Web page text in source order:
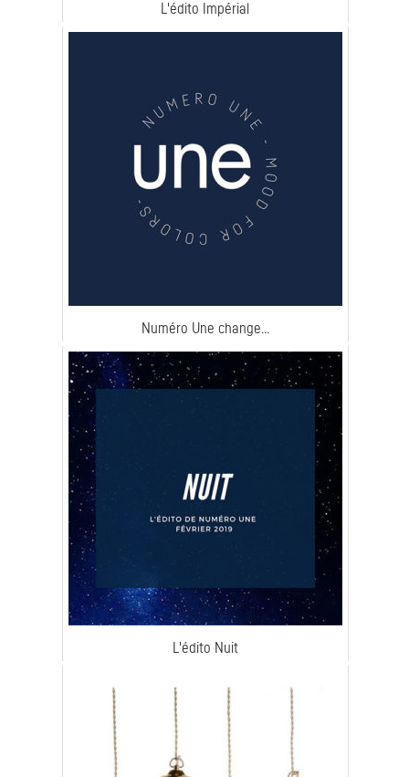
L'édito Impérial
Numéro Une change...
L'édito Nuit